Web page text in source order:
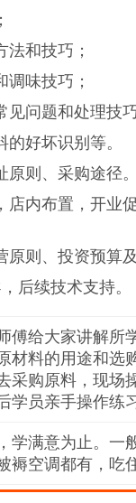
法和技巧；
调味技巧；
见问题和处理技
的好坏识别等。
原则、采购途径
店内布置，开业
原则、投资预算
后续技术支持。
傅给大家讲解所
材料的用途和选
采购原料，现场
学员亲手操作练
学满意为止。一
褥空调都有，吃